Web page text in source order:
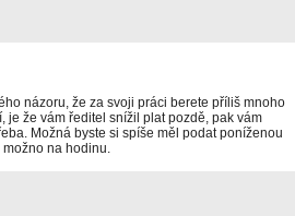
názoru, že za svoji práci berete příliš mnoho
je že vám ředitel snížil plat pozdě, pak vám
Možná byste si spíše měl podat poníženou
na hodinu.